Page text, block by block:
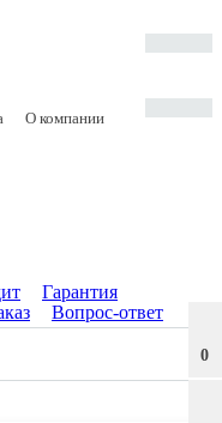
О компании
0
Гарантия
Вопрос-ответ